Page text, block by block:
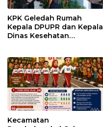
KPK Geledah Rumah
Kepala DPUPR dan Kepala
Dinas Kesehatan
Kecamatan